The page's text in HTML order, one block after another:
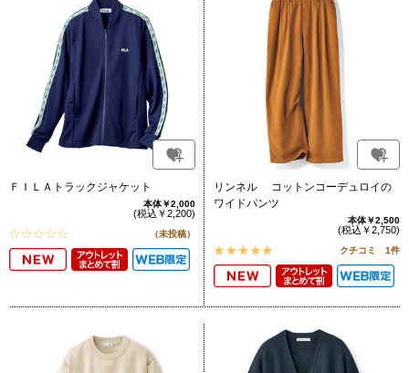
ＦＩＬＡトラックジャケット
本体￥2,000
(税込￥2,200)
（未投稿）
リンネル コットンコーデュロイの
ワイドパンツ
本体￥2,500
(税込￥2,750)
クチコミ 1件